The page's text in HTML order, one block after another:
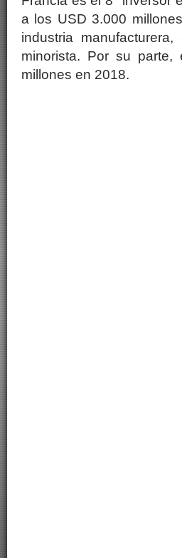
a los USD 3.000
industria
minorista. Por su
millones en 2018.